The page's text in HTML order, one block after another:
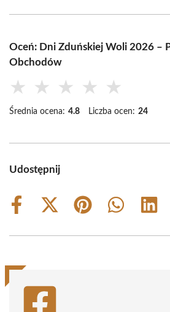
Oceń: Dni Zduńskiej Woli 2026 –
Obchodów
★ ★ ★ ★ ★
Średnia ocena: 4.8 Liczba ocen: 24
Udostępnij
Share
Share
(Twitter)
Share
Share
Share